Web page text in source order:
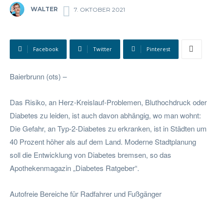
WALTER 7. OKTOBER 2021
Facebook Twitter Pinterest
Baierbrunn (ots) –
Das Risiko, an Herz-Kreislauf-Problemen, Bluthochdruck oder
Diabetes zu leiden, ist auch davon abhängig, wo man wohnt:
Die Gefahr, an Typ-2-Diabetes zu erkranken, ist in Städten um
40 Prozent höher als auf dem Land. Moderne Stadtplanung
soll die Entwicklung von Diabetes bremsen, so das
Apothekenmagazin „Diabetes Ratgeber“.
Autofreie Bereiche für Radfahrer und Fußgänger